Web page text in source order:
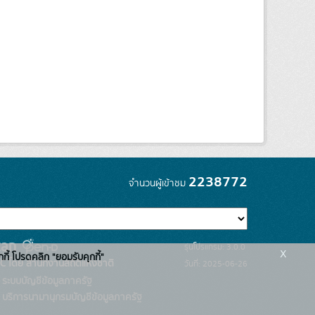
จำนวนผู้เข้าชม 2238772
โดย สำนักงานสถิติแห่งชาติ
รุ่นโปรแกรม: 3.0.0
วันที่: 2025-06-26
กี้ โปรดคลิก "ยอมรับคุกกี้" x